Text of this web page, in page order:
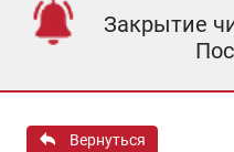
Закрытие
Вернуться